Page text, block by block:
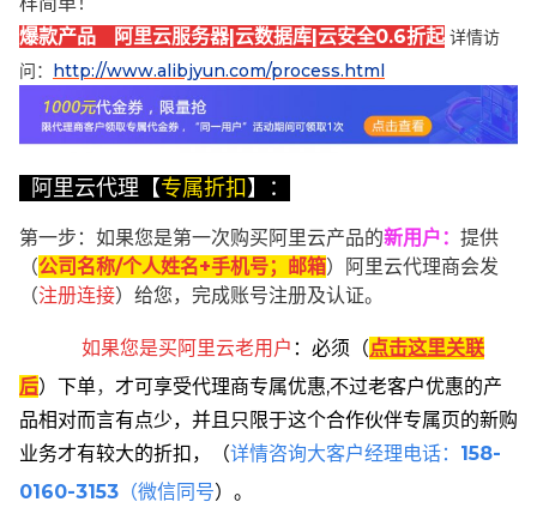
爆款产品 阿里云服务器|云数据库|云安全0.6折起 详情访
问： http://www.alibjyun.com/process.html
阿里云代理【专属折扣】：
第一步：如果您是第一次购买阿里云产品的新用户 ： 提供
（公司名称/个人姓名+手机号；邮箱）阿里云代理商会发
（注册连接）给您，完成账号注册及认证。
如果您是买阿里云老用户 ： 必须 （点击这里关联
后） 下单， 才可享受代理商专属优惠,不过老客户优惠的产
品相对而言有点少，并且只限于这个合作伙伴专属页的新购
业务才有较大的折扣，
（详情咨询大客户经理电话： 158-
0160-3153 （微信同号）。